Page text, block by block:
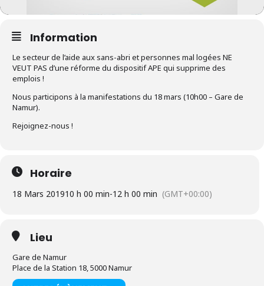
Information
Le secteur de l’aide aux sans-abri et personnes mal logées NE
VEUT PAS d’une réforme du dispositif APE qui supprime des
emplois !
Nous participons à la manifestations du 18 mars (10h00 – Gare de
Namur).
Rejoignez-nous !
Horaire
18 Mars 201910 h 00 min-12 h 00 min (GMT+00:00)
Lieu
Gare de Namur
Place de la Station 18, 5000 Namur